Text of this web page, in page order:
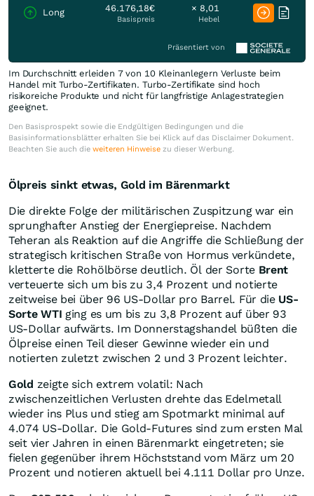
Long 46.176,18€
Basispreis
× 8,01
Hebel
Präsentiert von
Im Durchschnitt erleiden 7 von 10 Kleinanlegern Verluste beim
Handel mit Turbo-Zertifikaten. Turbo-Zertifikate sind hoch
risikoreiche Produkte und nicht für langfristige Anlagestrategien
geeignet.
Den Basisprospekt sowie die Endgültigen Bedingungen und die
Basisinformationsblätter erhalten Sie bei Klick auf das Disclaimer Dokument.
Beachten Sie auch die weiteren Hinweise zu dieser Werbung.
Ölpreis sinkt etwas, Gold im Bärenmarkt
Die direkte Folge der militärischen Zuspitzung war ein
sprunghafter Anstieg der Energiepreise. Nachdem
Teheran als Reaktion auf die Angriffe die Schließung der
strategisch kritischen Straße von Hormus verkündete,
kletterte die Rohölbörse deutlich. Öl der Sorte Brent
verteuerte sich um bis zu 3,4 Prozent und notierte
zeitweise bei über 96 US-Dollar pro Barrel. Für die US-
Sorte WTI ging es um bis zu 3,8 Prozent auf über 93
US-Dollar aufwärts. Im Donnerstagshandel büßten die
Ölpreise einen Teil dieser Gewinne wieder ein und
notierten zuletzt zwischen 2 und 3 Prozent leichter.
Gold zeigte sich extrem volatil: Nach
zwischenzeitlichen Verlusten drehte das Edelmetall
wieder ins Plus und stieg am Spotmarkt minimal auf
4.074 US-Dollar. Die Gold-Futures sind zum ersten Mal
seit vier Jahren in einen Bärenmarkt eingetreten; sie
fielen gegenüber ihrem Höchststand vom März um 20
Prozent und notieren aktuell bei 4.111 Dollar pro Unze.